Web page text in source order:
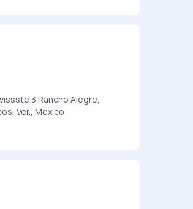
3 Rancho Alegre,
Ver., Mexico